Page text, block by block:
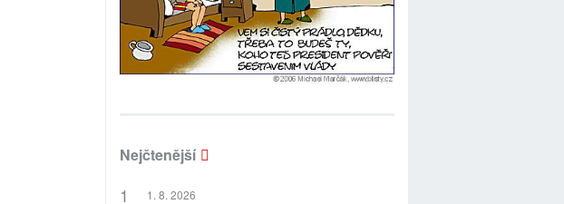
Nejčtenější
1. 8. 2026